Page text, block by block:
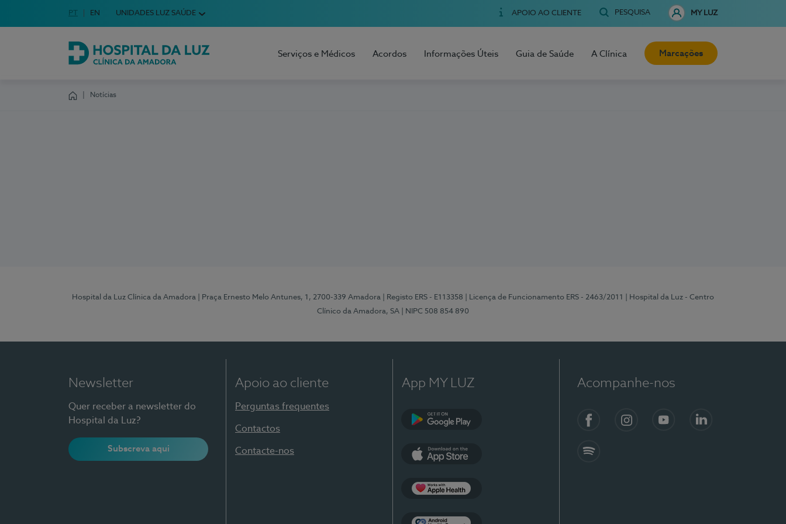
Escolha o seu idioma
Idioma em Português
PT English Language
EN UNIDADES LUZ SAÚDE APOIO AO CLIENTE PESQUISA MY LUZ
Hospital da Luz Clínica da Amadora
Serviços e Médicos Acordos Informações Úteis Guia de Saúde A Clínica Marcações
Notícias
Hospital da Luz Clínica da Amadora | Praça Ernesto Melo Antunes, 1, 2700-339 Amadora | Registo ERS - E113358 | Licença de Funcionamento ERS - 2463/2011
| Hospital da Luz - Centro
Clínico da Amadora, SA
| NIPC 508 854 890
Newsletter
Quer receber a newsletter do
Hospital da Luz?
Subscreva aqui
Apoio ao cliente
Perguntas frequentes
Contactos
Contacte-nos
App MY LUZ Acompanhe-nos